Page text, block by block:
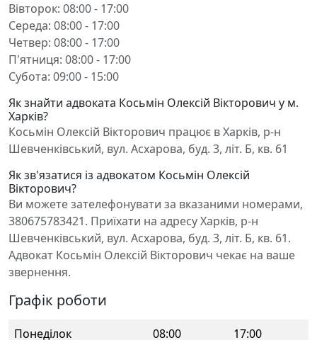
Вівторок: 08:00 - 17:00
Середа: 08:00 - 17:00
Четвер: 08:00 - 17:00
П'ятниця: 08:00 - 17:00
Субота: 09:00 - 15:00
Як знайти адвоката Косьмін Олексій Вікторович у м.
Харків?
Косьмін Олексій Вікторович працює в Харків, р-н
Шевченківський, вул. Асхарова, буд. 3, літ. Б, кв. 61
Як зв'язатися із адвокатом Косьмін Олексій
Вікторович?
Ви можете зателефонувати за вказаними номерами,
380675783421. Приїхати на адресу Харків, р-н
Шевченківський, вул. Асхарова, буд. 3, літ. Б, кв. 61.
Адвокат Косьмін Олексій Вікторович чекає на ваше
звернення.
Графік роботи
Понеділок 08:00
17:00